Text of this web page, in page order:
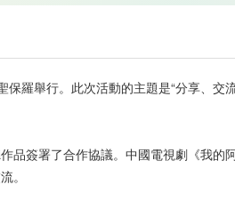
保羅舉行。此次活動的主題是“分享、
品簽署了合作協議。中國電視劇《我
。